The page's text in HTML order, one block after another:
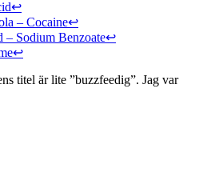
↩
– Cocaine↩
Sodium Benzoate↩
↩
titel är lite ”buzzfeedig”. Jag var